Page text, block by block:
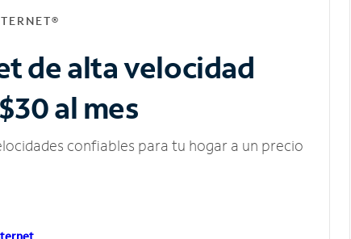
de alta velocidad
al mes
confiables para tu hogar a un precio